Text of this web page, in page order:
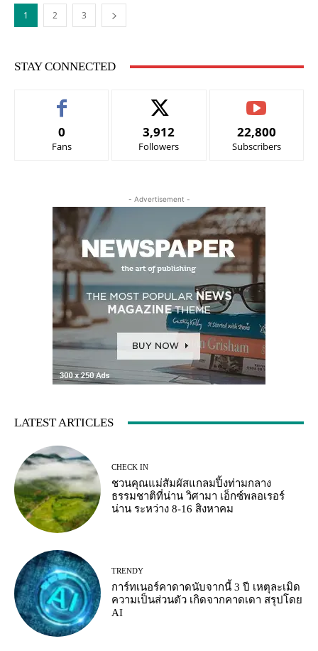
1 2 3
STAY CONNECTED
0
Fans
3,912
Followers
22,800
Subscribers
- Advertisement -
LATEST ARTICLES
CHECK IN
ชวนคุณแม่สัมผัสแกลมปิ้งท่ามกลาง
ธรรมชาติที่น่าน วิศามา เอ็กซ์พลอเรอร์
น่าน ระหว่าง 8-16 สิงหาคม
TRENDY
การ์ทเนอร์คาดาดนับจากนี้ 3 ปี เหตุละเมิด
ความเป็นส่วนตัว เกิดจากคาดเดา สรุปโดย
AI